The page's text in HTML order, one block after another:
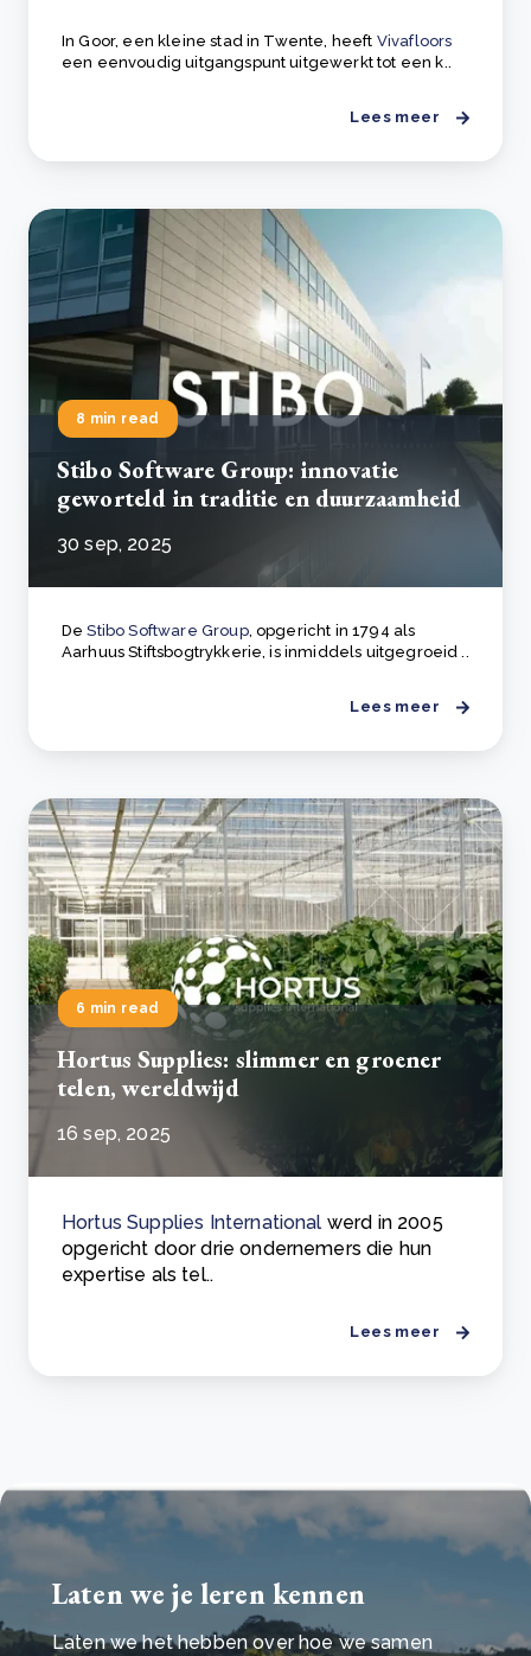
In Goor, een kleine stad in Twente, heeft Vivafloors
een eenvoudig uitgangspunt uitgewerkt tot een k..
Lees meer
8 min read
Stibo Software Group: innovatie
geworteld in traditie en duurzaamheid
30 sep, 2025
DeStibo Software Group, opgericht in 1794 als
Aarhuus Stiftsbogtrykkerie, is inmiddels uitgegroeid ..
Lees meer
6 min read
Hortus Supplies: slimmer en groener
telen, wereldwijd
16 sep, 2025
Hortus Supplies International werd in 2005
opgericht door drie ondernemers die hun
expertise als tel..
Lees meer
Laten we je leren kennen
Laten we het hebben over hoe we samen